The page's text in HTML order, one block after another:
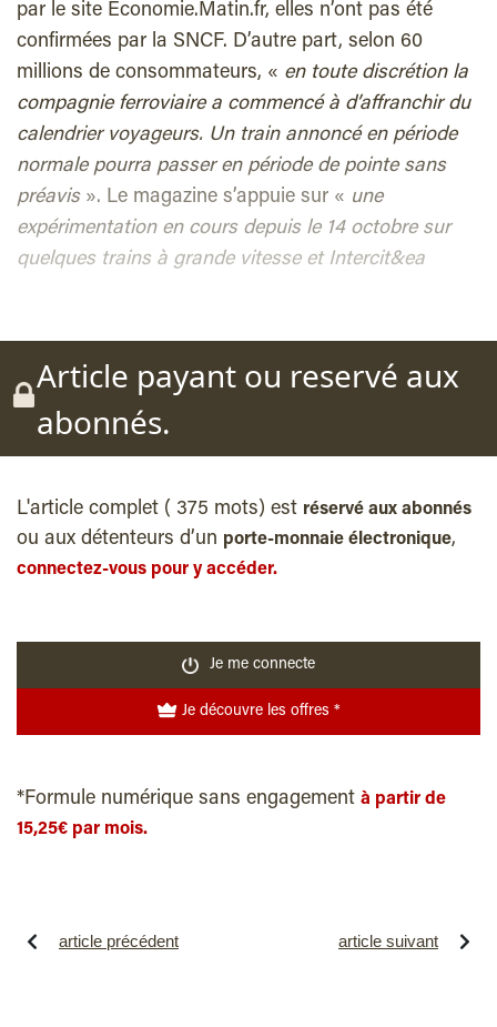
par le site Economie.Matin.fr, elles n’ont pas été
confirmées par la SNCF. D’autre part, selon 60
millions de consommateurs, « en toute discrétion la
compagnie ferroviaire a commencé à d’affranchir du
calendrier voyageurs. Un train annoncé en période
normale pourra passer en période de pointe sans
préavis ». Le magazine s’appuie sur « une
expérimentation en cours depuis le 14 octobre sur
quelques trains à grande vitesse et Intercit&ea
Article payant ou reservé aux
abonnés.
L'article complet ( 375 mots) est réservé aux abonnés
ou aux détenteurs d’un porte-monnaie électronique,
connectez-vous pour y accéder.
Je me connecte
Je découvre les offres *
*Formule numérique sans engagement à partir de
15,25€ par mois.
article précédent article suivant